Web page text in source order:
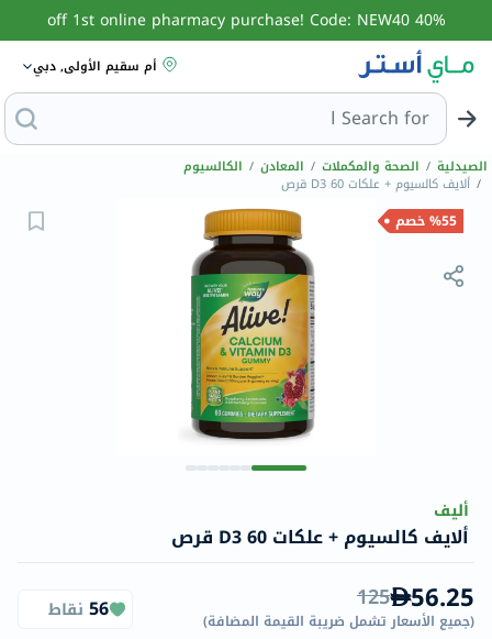
40% off 1st online pharmacy purchase! Code: NEW40
أم سقيم الأولى, دبي
Search for البحث عن مزيل عرق
الصيدلية / الصحة والمكملات / المعادن / الكالسيوم
/ ألايف كالسيوم + علكات D3 60 قرص
%55 خصم
أليف
ألايف كالسيوم + علكات D3 60 قرص
56.25
125
(جميع الأسعار تشمل ضريبة القيمة المضافة)
56 نقاط